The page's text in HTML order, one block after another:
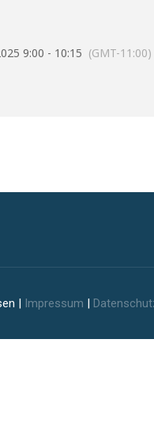
9:00 - 10:15 (GMT-11:00)
| Impressum |